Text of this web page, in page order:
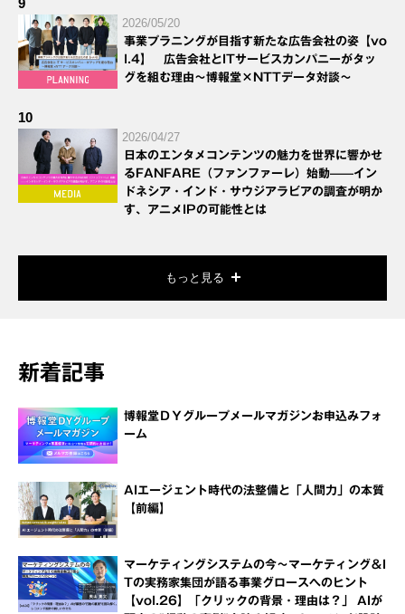
9
2026/05/20
事業プラニングが目指す新たな広告会社の姿【vo
l.4】 広告会社とITサービスカンパニーがタッ
グを組む理由～博報堂×NTTデータ対談～
10
2026/04/27
日本のエンタメコンテンツの魅力を世界に響かせ
るFANFARE（ファンファーレ）始動——イン
ドネシア・インド・サウジアラビアの調査が明か
す、アニメIPの可能性とは
もっと見る
新着記事
博報堂ＤＹグループメールマガジンお申込みフォ
ーム
AIエージェント時代の法整備と「人間力」の本質
【前編】
マーケティングシステムの今～マーケティング＆I
Tの実務家集団が語る事業グロースへのヒント
【vol.26】「クリックの背景・理由は？」 AIが